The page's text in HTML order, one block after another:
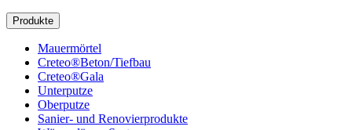
Produkte
Mauermörtel
Creteo®Beton/Tiefbau
Creteo®Gala
Unterputze
Oberputze
Sanier- und Renovierprodukte